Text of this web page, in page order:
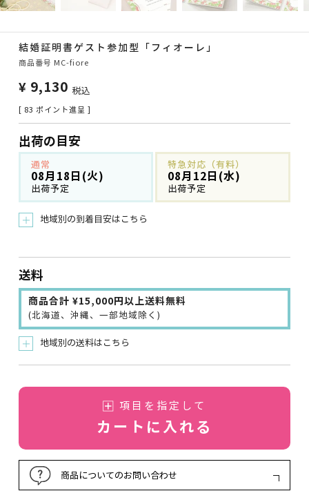
結婚証明書ゲスト参加型「フィオーレ」
商品番号 MC-fiore
¥ 9,130 税込
[ 83 ポイント進呈 ]
出荷の目安
通常
08月18日(火)
出荷予定
特急対応（有料）
08月12日(水)
出荷予定
＋ 地域別の到着目安はこちら
送料
商品合計 ¥15,000円以上送料無料
(北海道、沖縄、一部地域除く)
＋ 地域別の送料はこちら
項目を指定して
カートに入れる
商品についてのお問い合わせ